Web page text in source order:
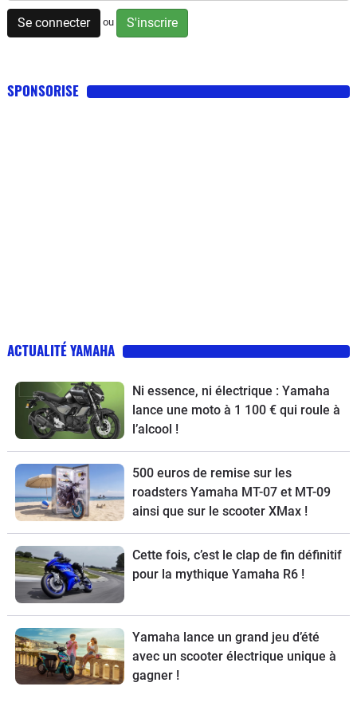
Se connecter ou S'inscrire
SPONSORISE
ACTUALITÉ YAMAHA
Ni essence, ni électrique : Yamaha
lance une moto à 1 100 € qui roule à
l’alcool !
500 euros de remise sur les
roadsters Yamaha MT-07 et MT-09
ainsi que sur le scooter XMax !
Cette fois, c’est le clap de fin définitif
pour la mythique Yamaha R6 !
Yamaha lance un grand jeu d’été
avec un scooter électrique unique à
gagner !